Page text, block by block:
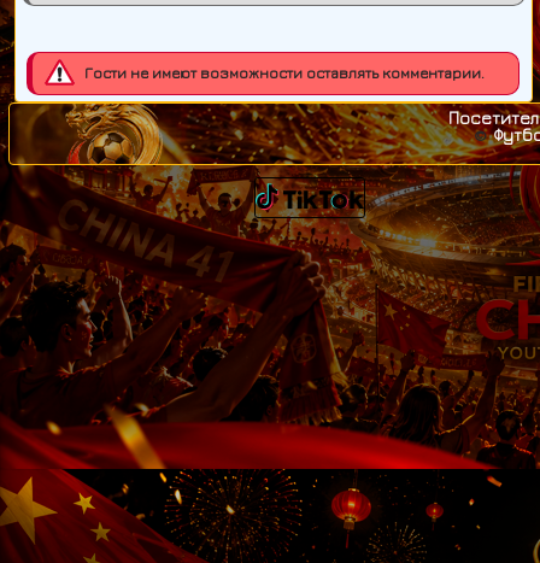
Гости не имеют возможности оставлять комментарии.
©